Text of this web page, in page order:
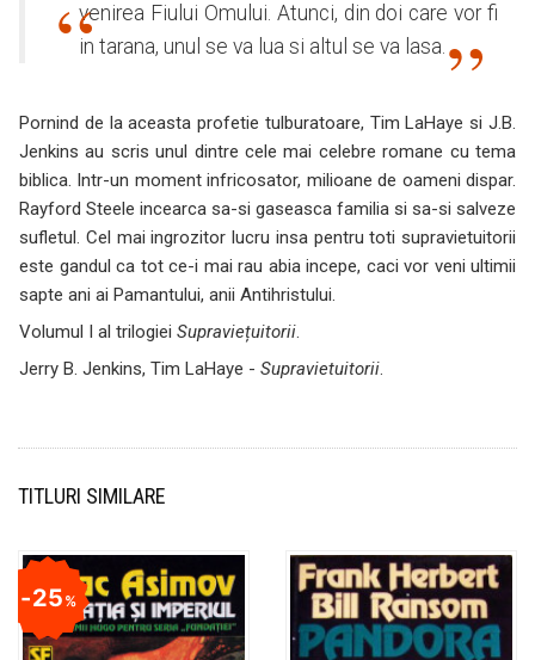
venirea Fiului Omului. Atunci, din doi care vor fi
in tarana, unul se va lua si altul se va lasa.
Pornind de la aceasta profetie tulburatoare, Tim LaHaye si J.B.
Jenkins au scris unul dintre cele mai celebre romane cu tema
biblica. Intr-un moment infricosator, milioane de oameni dispar.
Rayford Steele incearca sa-si gaseasca familia si sa-si salveze
sufletul. Cel mai ingrozitor lucru insa pentru toti supravietuitorii
este gandul ca tot ce-i mai rau abia incepe, caci vor veni ultimii
sapte ani ai Pamantului, anii Antihristului.
Volumul I al trilogiei Supraviețuitorii.
Jerry B. Jenkins, Tim LaHaye - Supravietuitorii.
TITLURI SIMILARE
25%